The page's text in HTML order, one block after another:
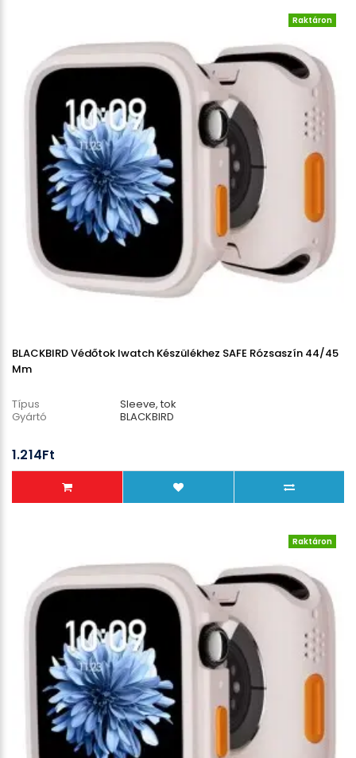
Raktáron
BLACKBIRD Védőtok Iwatch Készülékhez SAFE Rózsaszín 44/45
Mm
Típus
Sleeve, tok
Gyártó
BLACKBIRD
1.214Ft
Raktáron